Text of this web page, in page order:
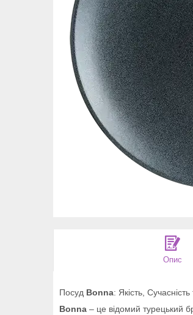
Опис
Посуд Bonna: Якість,
Bonna – це відомий турецький